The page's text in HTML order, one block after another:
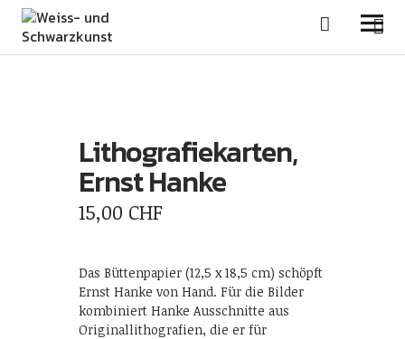
Weiss- und Schwarzkunst
Lithografiekarten,
Ernst Hanke
15,00 CHF
Das Büttenpapier (12,5 x 18,5 cm) schöpft
Ernst Hanke von Hand. Für die Bilder
kombiniert Hanke Ausschnitte aus
Originallithografien, die er für